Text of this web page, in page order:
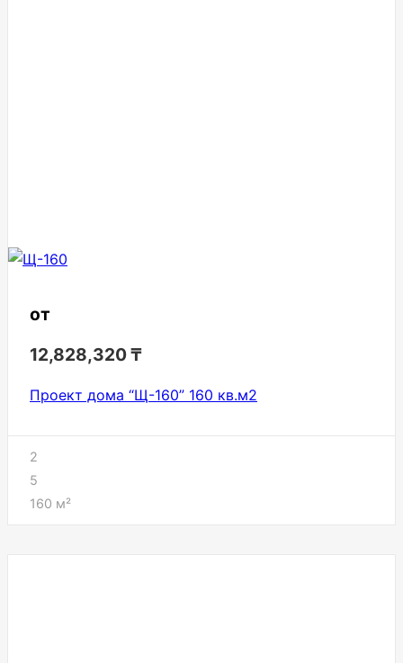
от
12,828,320₸
Проект дома “Щ-160” 160 кв.м2
2
5
160 м²